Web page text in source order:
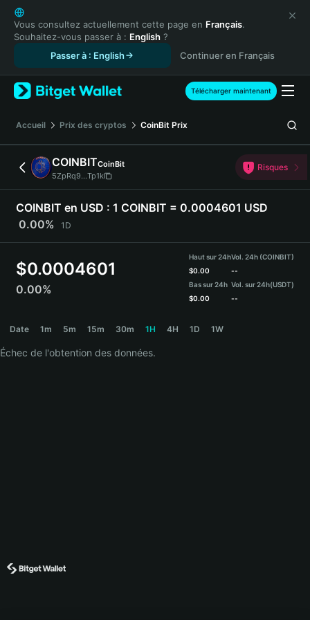
English
日本語
Tiếng Việt
Español (Latinoamérica)
Türkçe
Français
Deutsch
简体中文
繁體中文
Português (Portugal)
Bahasa Indonesia
ภาษาไทย
हिन्दी
Español
Português (Brasil)
Vous consultez actuellement cette page en Français.
Souhaitez-vous passer à : English ?
Passer à : English
Continuer en Français
Télécharger maintenant
Accueil Prix des cryptos CoinBit Prix
COINBITCoinBit
5ZpRq9...Tp1k
Risques
COINBIT en USD : 1 COINBIT = 0.0004601 USD
0.00%
1D
$0.0004601
0.00%
Haut sur 24h
$0.00
Bas sur 24h
$0.00
Vol. 24h (COINBIT)
--
Vol. sur 24h(USDT)
--
Date 1m 5m 15m 30m 1H 4H 1D 1W
Échec de l'obtention des données.